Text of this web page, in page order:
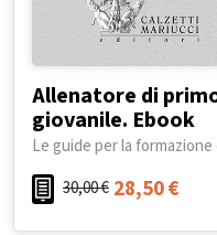
Allenatore di
giovanile. Ebook
Le guide per la
30,00€ 28,50€